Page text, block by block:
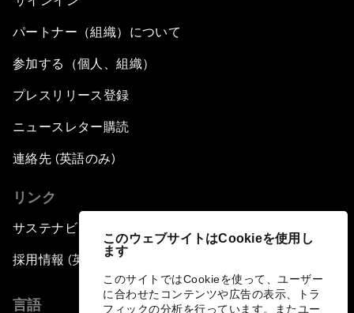
このウェブサイトはCookieを使用し
ます
このサイトではCookieを使って、ユーザー
に合わせたコンテンツや広告の表示、トラ
フィックの分析を行っています。またユー
パートナー（組織）について
参加する（個人、組織）
プレスリリース登録
ニュースレター購読
連絡先 (英語のみ)
リンク
サステナビリティへの取り組み
採用情報 (英語のみ)
言語